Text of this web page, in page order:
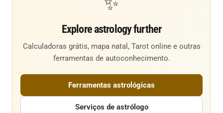
Explore astrology further
Calculadoras grátis, mapa natal, Tarot online e outras
ferramentas de autoconhecimento.
Ferramentas astrológicas
Serviços de astrólogo